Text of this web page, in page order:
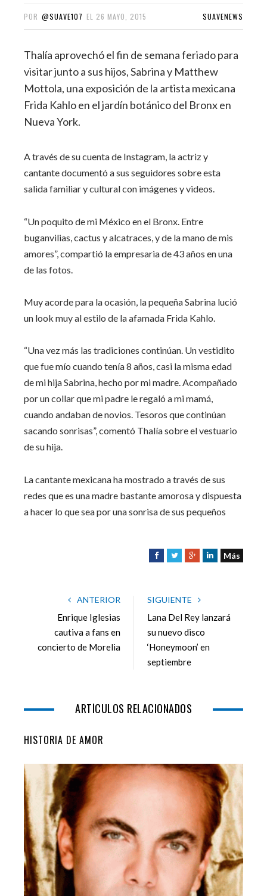
POR @SUAVE107 EL 26 MAYO, 2015 SUAVENEWS
Thalía aprovechó el fin de semana feriado para
visitar junto a sus hijos, Sabrina y Matthew
Mottola, una exposición de la artista mexicana
Frida Kahlo en el jardín botánico del Bronx en
Nueva York.
A través de su cuenta de Instagram, la actriz y
cantante documentó a sus seguidores sobre esta
salida familiar y cultural con imágenes y videos.
“Un poquito de mi México en el Bronx. Entre
buganvilias, cactus y alcatraces, y de la mano de mis
amores”, compartió la empresaria de 43 años en una
de las fotos.
Muy acorde para la ocasión, la pequeña Sabrina lució
un look muy al estilo de la afamada Frida Kahlo.
“Una vez más las tradiciones continúan. Un vestidito
que fue mío cuando tenía 8 años, casi la misma edad
de mi hija Sabrina, hecho por mi madre. Acompañado
por un collar que mi padre le regaló a mi mamá,
cuando andaban de novios. Tesoros que continúan
sacando sonrisas”, comentó Thalía sobre el vestuario
de su hija.
La cantante mexicana ha mostrado a través de sus
redes que es una madre bastante amorosa y dispuesta
a hacer lo que sea por una sonrisa de sus pequeños
F
e
o
o
k
T
t
e
r
G
g
e
+
L
d
Más
ANTERIOR
Enrique Iglesias
cautiva a fans en
concierto de Morelia
SIGUIENTE
Lana Del Rey lanzará
su nuevo disco
‘Honeymoon’ en
septiembre
ARTÍCULOS RELACIONADOS
HISTORIA DE AMOR